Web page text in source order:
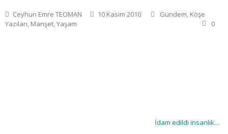
Ceyhun Emre TEOMAN 10 Kasım 2010 Gündem, Köşe
Yazıları, Manşet,Yaşam 0
İdam edildi insanlık…